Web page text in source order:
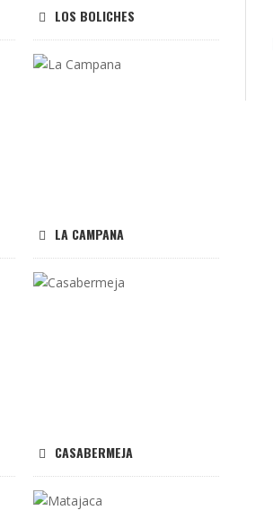
LOS BOLICHES
LA CAMPANA
CASABERMEJA